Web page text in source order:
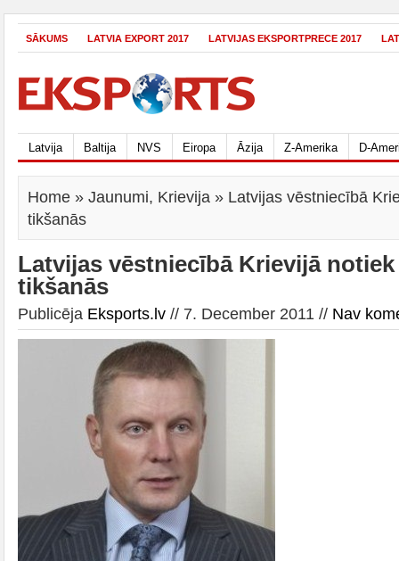
SĀKUMS LATVIA EXPORT 2017 LATVIJAS EKSPORTPRECE 2017
Latvija Baltija NVS Eiropa Āzija Z-Amerika D-
Home » Jaunumi, Krievija » Latvijas vēstniecībā
tikšanās
Latvijas vēstniecībā Krievijā
tikšanās
Publicēja Eksports.lv // 7. December 2011 // Nav